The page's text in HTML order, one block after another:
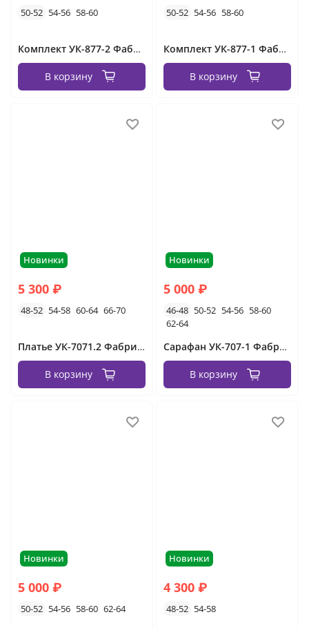
50-52 54-56 58-60
Комплект УК-877-2 Фабрика Моды
В корзину
50-52 54-56 58-60
Комплект УК-877-1 Фабрика Моды
В корзину
Новинки
5 300 ₽
48-52 54-58 60-64 66-70
Платье УК-7071.2 Фабрика Моды
В корзину
Новинки
5 000 ₽
46-48 50-52 54-56 58-60
62-64
Сарафан УК-707-1 Фабрика Моды
В корзину
Новинки
5 000 ₽
50-52 54-56 58-60 62-64
Новинки
4 300 ₽
48-52 54-58